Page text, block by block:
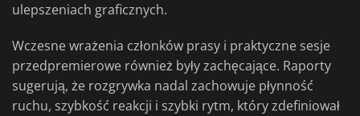
ulepszeniach graficznych.
Wczesne wrażenia członków prasy i praktyczne sesje
przedpremierowe również były zachęcające. Raporty
sugerują, że rozgrywka nadal zachowuje płynność
ruchu, szybkość reakcji i szybki rytm, który zdefiniował